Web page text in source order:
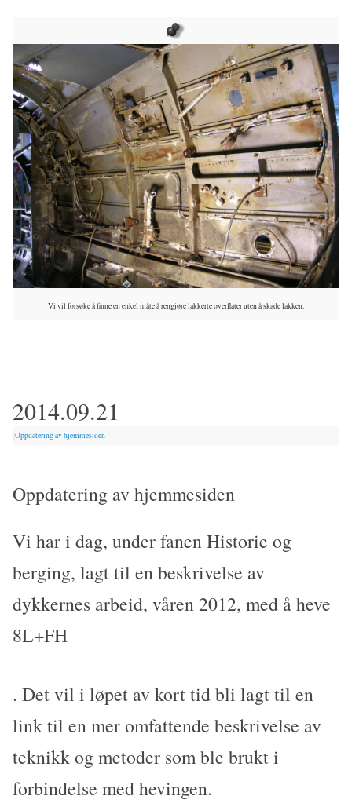
Vi vil forsøke å finne en enkel måte å rengjøre lakkerte overflater uten å skade lakken.
2014.09.21
|Oppdatering av hjemmesiden
Oppdatering av hjemmesiden
Vi har i dag, under fanen Historie og
berging, lagt til en beskrivelse av
dykkernes arbeid, våren 2012, med å heve
8L+FH
. Det vil i løpet av kort tid bli lagt til en
link til en mer omfattende beskrivelse av
teknikk og metoder som ble brukt i
forbindelse med hevingen.